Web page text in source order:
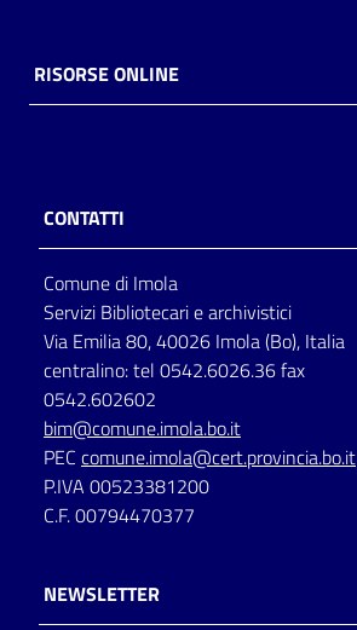
RISORSE ONLINE
CONTATTI
Comune di Imola
Servizi Bibliotecari e archivistici
Via Emilia 80, 40026 Imola (Bo), Italia
centralino: tel 0542.6026.36 fax
0542.602602
bim@comune.imola.bo.it
PEC comune.imola@cert.provincia.bo.it
P.IVA 00523381200
C.F. 00794470377
NEWSLETTER